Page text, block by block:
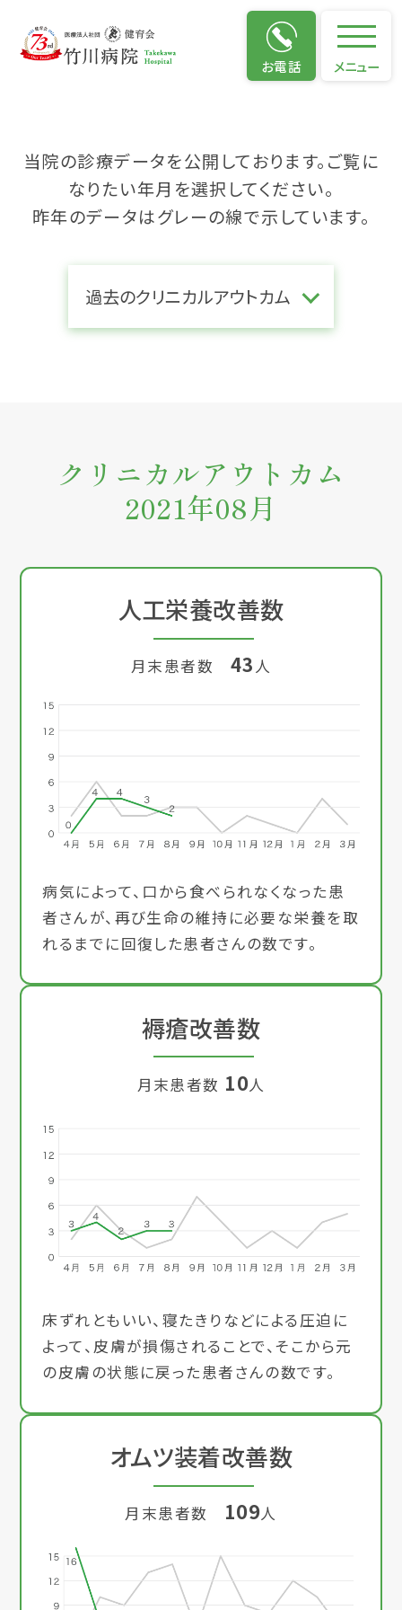
お電話 メニュー
クリニカルアウトカム
当院の診療データを公開しております。ご覧に
なりたい年月を選択してください。
昨年のデータはグレーの線で示しています。
クリニカルアウトカム
2021年08月
人工栄養改善数
月末患者数 43 人
病気によって、口から食べられなくなった患
者さんが、再び生命の維持に必要な栄養を取
れるまでに回復した患者さんの数です。
褥瘡改善数
月末患者数 10人
床ずれともいい、寝たきりなどによる圧迫に
よって、皮膚が損傷されることで、そこから元
の皮膚の状態に戻った患者さんの数です。
オムツ装着改善数
月末患者数 109人